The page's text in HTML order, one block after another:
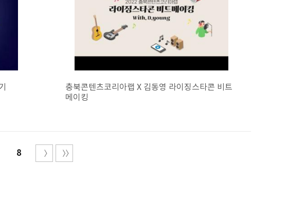
충북콘텐츠코리아랩 X 김동영 라이징스타콘 비트
메이킹
8